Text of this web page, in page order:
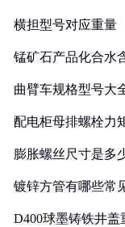
横担型号对应重量
锰矿石产品化合水
曲臂车规格型号大
配电柜母排螺栓力
膨胀螺丝尺寸是多
镀锌方管有哪些常
D400球墨铸铁井盖